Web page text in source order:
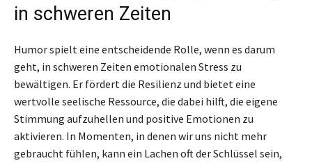
in schweren Zeiten
Humor spielt eine entscheidende Rolle, wenn es darum
geht, in schweren Zeiten emotionalen Stress zu
bewältigen. Er fördert die Resilienz und bietet eine
wertvolle seelische Ressource, die dabei hilft, die eigene
Stimmung aufzuhellen und positive Emotionen zu
aktivieren. In Momenten, in denen wir uns nicht mehr
gebraucht fühlen, kann ein Lachen oft der Schlüssel sein,